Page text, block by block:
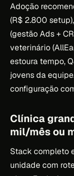
Adoção
(R$ 2.800
(gestão Ads +
veterinário
estoura tempo,
jovens da
configuração
Clínica
mil/mês ou
Stack completo
unidade com